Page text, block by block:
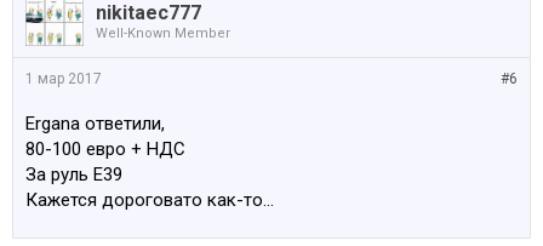
nikitaec777
Well-Known Member
#6
1 мар 2017
Ergana ответили,
80-100 евро + НДС
За руль Е39
Кажется дороговато как-то...